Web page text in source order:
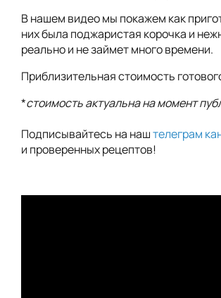
В нашем видео мы покажем как
них была поджаристая корочка и
реально и не займет много времени.
Приблизительная стоимость
*стоимость актуальна на момент
Подписывайтесь на наштелеграм
и проверенных рецептов!